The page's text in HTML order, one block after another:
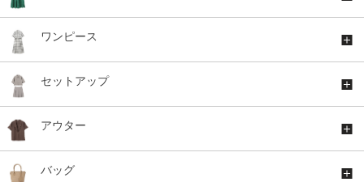
ワンピース
セットアップ
アウター
バッグ